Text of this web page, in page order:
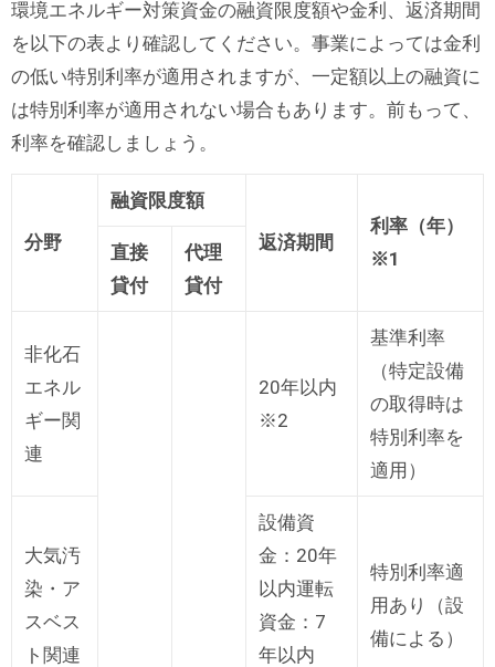
環境エネルギー対策資金の融資限度額や金利、返済期間
を以下の表より確認してください。事業によっては金利
の低い特別利率が適用されますが、一定額以上の融資に
は特別利率が適用されない場合もあります。前もって、
利率を確認しましょう。
分野
融資限度額
返済期間
利率（年）
※1
直接
貸付
代理
貸付
非化石
エネル
ギー関
連
20年以内
※2
基準利率
（特定設備
の取得時は
特別利率を
適用）
大気汚
染・ア
スベス
ト関連
設備資
金：20年
以内運転
資金：7
年以内
特別利率適
用あり（設
備による）